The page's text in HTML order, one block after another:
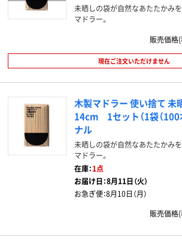
未晒しの袋が自然なあたたかみ
マドラー。
販売価格
現在ご注文いただけません
木製マドラー 使い捨て 未
14cm 1セット（1袋（
ナル
未晒しの袋が自然なあたたかみ
マドラー。
在庫：1点
お届け日：8月11日（火）
お急ぎ便：8月10日（月）
販売価格